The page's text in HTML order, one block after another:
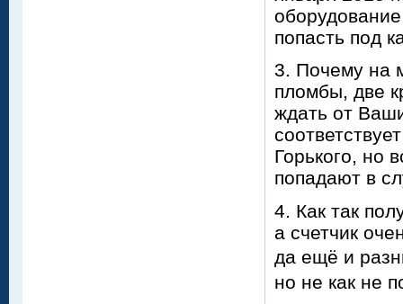
попасть под
3. Почему на
пломбы, две
ждать от
Горького, но
попадают в
4. Как так
а счетчик
да ещё и
но не как не